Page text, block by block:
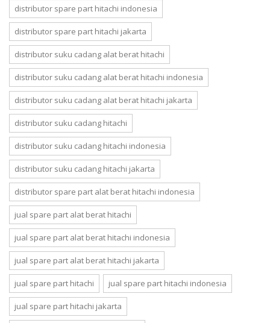
distributor spare part hitachi indonesia
distributor spare part hitachi jakarta
distributor suku cadang alat berat hitachi
distributor suku cadang alat berat hitachi indonesia
distributor suku cadang alat berat hitachi jakarta
distributor suku cadang hitachi
distributor suku cadang hitachi indonesia
distributor suku cadang hitachi jakarta
distributor spare part alat berat hitachi indonesia
jual spare part alat berat hitachi
jual spare part alat berat hitachi indonesia
jual spare part alat berat hitachi jakarta
jual spare part hitachi jual spare part hitachi indonesia
jual spare part hitachi jakarta